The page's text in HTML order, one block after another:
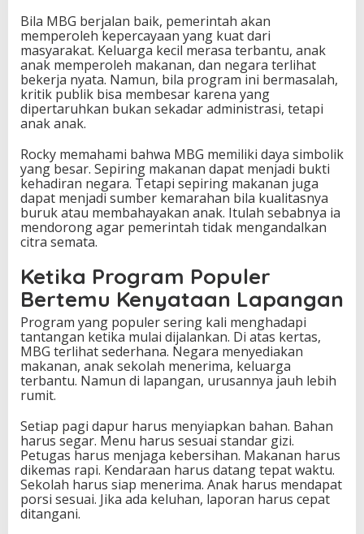
Bila MBG berjalan baik, pemerintah akan
memperoleh kepercayaan yang kuat dari
masyarakat. Keluarga kecil merasa terbantu, anak
anak memperoleh makanan, dan negara terlihat
bekerja nyata. Namun, bila program ini bermasalah,
kritik publik bisa membesar karena yang
dipertaruhkan bukan sekadar administrasi, tetapi
anak anak.
Rocky memahami bahwa MBG memiliki daya simbolik
yang besar. Sepiring makanan dapat menjadi bukti
kehadiran negara. Tetapi sepiring makanan juga
dapat menjadi sumber kemarahan bila kualitasnya
buruk atau membahayakan anak. Itulah sebabnya ia
mendorong agar pemerintah tidak mengandalkan
citra semata.
Ketika Program Populer
Bertemu Kenyataan Lapangan
Program yang populer sering kali menghadapi
tantangan ketika mulai dijalankan. Di atas kertas,
MBG terlihat sederhana. Negara menyediakan
makanan, anak sekolah menerima, keluarga
terbantu. Namun di lapangan, urusannya jauh lebih
rumit.
Setiap pagi dapur harus menyiapkan bahan. Bahan
harus segar. Menu harus sesuai standar gizi.
Petugas harus menjaga kebersihan. Makanan harus
dikemas rapi. Kendaraan harus datang tepat waktu.
Sekolah harus siap menerima. Anak harus mendapat
porsi sesuai. Jika ada keluhan, laporan harus cepat
ditangani.